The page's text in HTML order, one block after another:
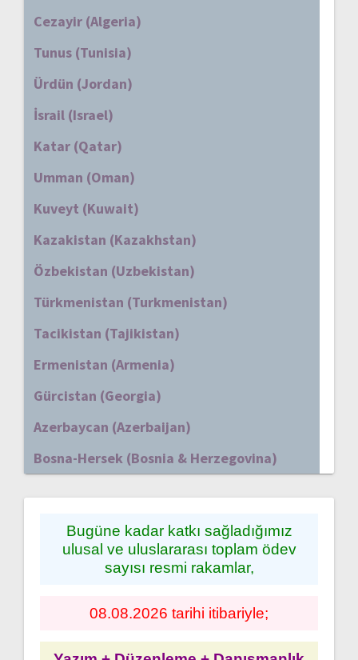
Cezayir (Algeria)
Tunus (Tunisia)
Ürdün (Jordan)
İsrail (Israel)
Katar (Qatar)
Umman (Oman)
Kuveyt (Kuwait)
Kazakistan (Kazakhstan)
Özbekistan (Uzbekistan)
Türkmenistan (Turkmenistan)
Tacikistan (Tajikistan)
Ermenistan (Armenia)
Gürcistan (Georgia)
Azerbaycan (Azerbaijan)
Bosna-Hersek (Bosnia & Herzegovina)
Bugüne kadar katkı sağladığımız
ulusal ve uluslararası toplam ödev
sayısı resmi rakamlar,
08.08.2026 tarihi itibariyle;